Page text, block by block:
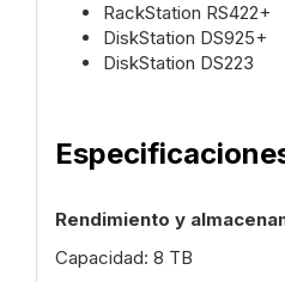
RackStation RS422+
DiskStation DS925+
DiskStation DS223
Rendimiento y
Capacidad: 8 TB